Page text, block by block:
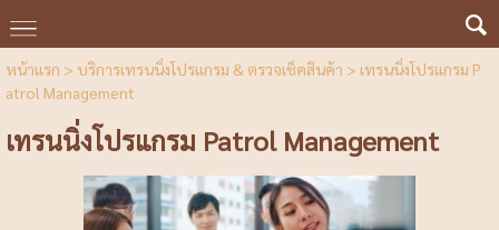
หน้าแรก > บริการเทรนนิ่งโปรแกรม & ตรวจเช็คสินค้า > เทรนนิ่งโปรแกรม P
atrol Management
เทรนนิ่งโปรแกรม Patrol Management